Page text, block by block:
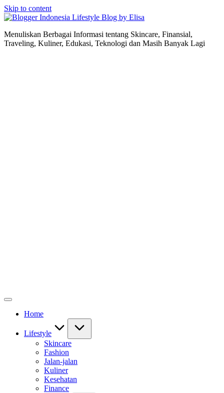
Skip to content
Lifestyle Blog by Elisa
Menuliskan Berbagai Informasi tentang Skincare, Finansial,
Traveling, Kuliner, Edukasi, Teknologi dan Masih Banyak Lagi
Home
Lifestyle
Skincare
Fashion
Jalan-jalan
Kuliner
Kesehatan
Finance